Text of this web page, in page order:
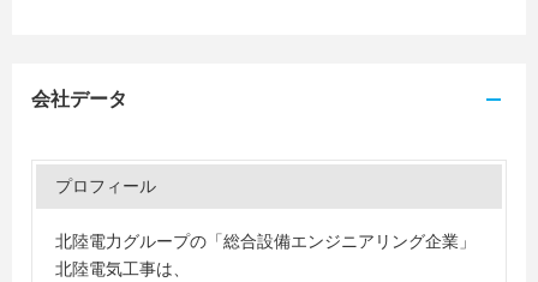
会社データ
プロフィール
北陸電力グループの「総合設備エンジニアリング企業」
北陸電気工事は、